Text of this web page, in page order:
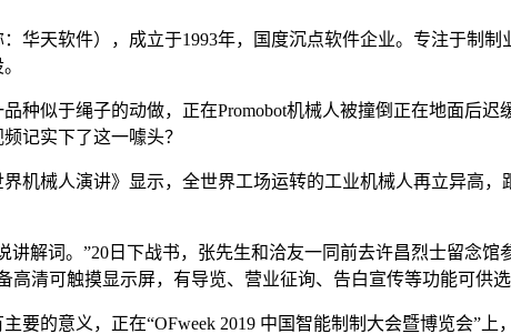
天软件），成立于1993年，国度沉点软件企业。专注于制制
似于绳子的动做，正在Promobot机械人被撞倒正在地面后迟
记实下了这一噱头？
械人演讲》显示，全世界工场运转的工业机械人再立异高，
词。”20日下战书，张先生和洽友一同前去许昌烈士留念馆
高清可触摸显示屏，有导览、营业征询、告白宣传等功能可供选
的意义，正在“OFweek 2019 中国智能制制大会暨博览会”